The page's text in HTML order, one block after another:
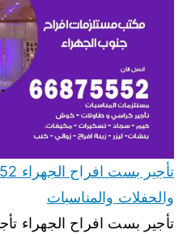
والحفلات والمناسبات
تأجير بست افراح الجهراء